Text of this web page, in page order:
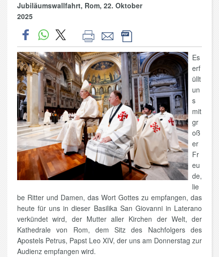
Jubiläumswallfahrt, Rom, 22. Oktober
2025
Es
erf
üllt
un
s
mit
gr
oß
er
Fr
eu
de,
lie
be Ritter und Damen, das Wort Gottes zu empfangen, das
heute für uns in dieser Basilika San Giovanni in Laterano
verkündet wird, der Mutter aller Kirchen der Welt, der
Kathedrale von Rom, dem Sitz des Nachfolgers des
Apostels Petrus, Papst Leo XIV, der uns am Donnerstag zur
Audienz empfangen wird.